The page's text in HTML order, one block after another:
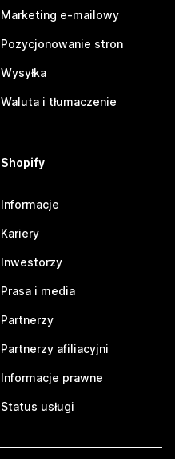
Marketing e-mailowy
Pozycjonowanie stron
Wysyłka
Waluta i tłumaczenie
Shopify
Informacje
Kariery
Inwestorzy
Prasa i media
Partnerzy
Partnerzy afiliacyjni
Informacje prawne
Status usługi